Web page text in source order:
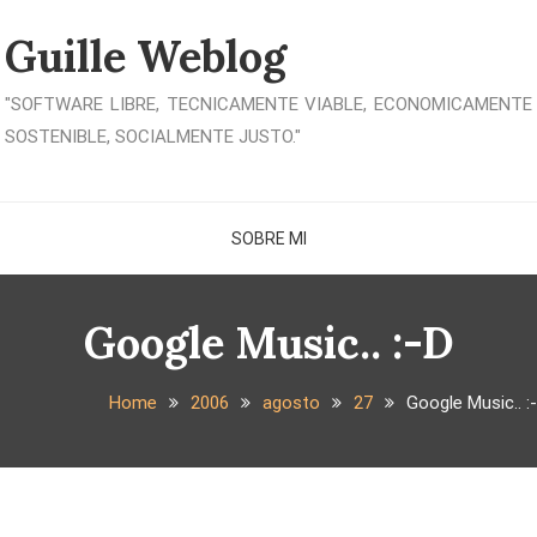
Guille Weblog
"SOFTWARE LIBRE, TECNICAMENTE VIABLE, ECONOMICAMENTE
SOSTENIBLE, SOCIALMENTE JUSTO."
SOBRE MI
Google Music.. :-D
Home 2006 agosto 27 Google Music..